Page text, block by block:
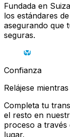
Fundada en
los estándares
asegurando que
seguras.
Confianza
Relájese
Completa tu
el resto en
proceso a
lugar.